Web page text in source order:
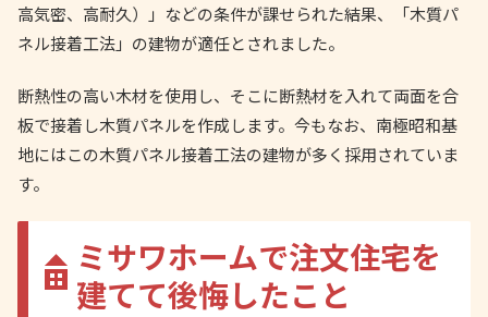
高気密、高耐久）」などの条件が課せられた結果、「木質パ
ネル接着工法」の建物が適任とされました。
断熱性の高い木材を使用し、そこに断熱材を入れて両面を合
板で接着し木質パネルを作成します。今もなお、南極昭和基
地にはこの木質パネル接着工法の建物が多く採用されていま
す。
ミサワホームで注文住宅を
建てて後悔したこと